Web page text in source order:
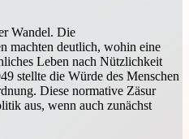
Wandel. Die
machten deutlich, wohin eine
Leben nach Nützlichkeit
stellte die Würde des Menschen
Diese normative Zäsur
aus, wenn auch zunächst